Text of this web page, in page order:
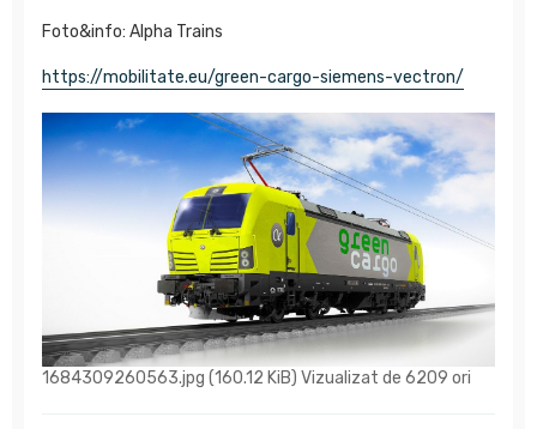
Foto&info: Alpha Trains
https://mobilitate.eu/green-cargo-siemens-vectron/
1684309260563.jpg (160.12 KiB) Vizualizat de 6209 ori